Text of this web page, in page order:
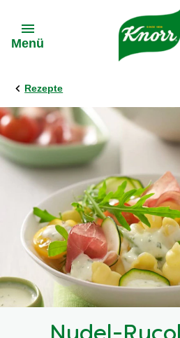
Menü
Rezepte